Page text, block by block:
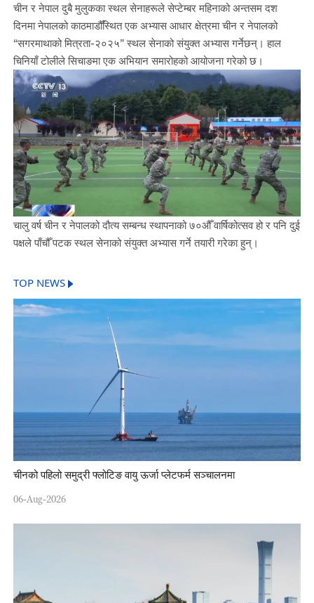
चीन र नेपाल दुबै मुलुकका स्थल सेनाहरूले सेप्टेम्बर महिनाको अन्तसम दश
दिनमा नेपालको काठमाडौँस्थित एक अभ्यास आधार क्षेत्रमा चीन र नेपालको
“सगरमाथाको मित्रता-२०२५” स्थल सेनाको संयुक्त अभ्यास गर्नेछन्। हाल
चिनियाँ टोलीले सिचाङमा एक अभियान समारोहको आयोजना गरेको छ।
चालु वर्ष चीन र नेपालको दौत्य सम्बन्ध स्थापनाको ७०औँ वार्षिकोत्सव हो र पनि दुई
पक्षले पाँचौँ पटक स्थल सेनाको संयुक्त अभ्यास गर्ने तयारी गरेका हुन्।
TOP NEWS
चीनको पहिलो समुद्री फ्लोटिङ वायु ऊर्जा प्लेटफर्म सञ्चालनमा
06-Aug-2026